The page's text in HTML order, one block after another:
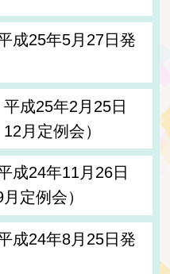
成25年5月27日発
成25年2月25日
月定例会）
24年11月26日
定例会）
成24年8月25日発